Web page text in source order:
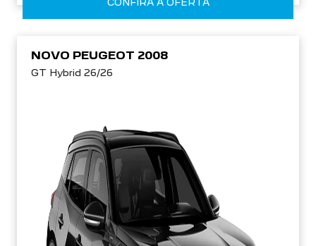
NOVO PEUGEOT 2008
GT Hybrid 26/26